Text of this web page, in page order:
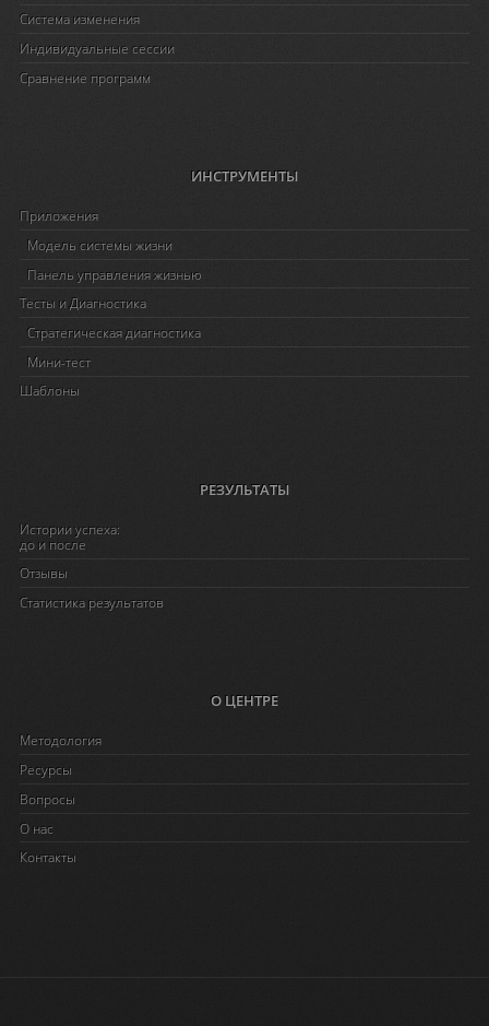
Система изменения
Индивидуальные сессии
Сравнение программ
ИНСТРУМЕНТЫ
Приложения
Модель системы жизни
Панель управления жизнью
Тесты и Диагностика
Стратегическая диагностика
Мини-тест
Шаблоны
РЕЗУЛЬТАТЫ
Истории успеха:
до и после
Отзывы
Статистика результатов
О ЦЕНТРЕ
Методология
Ресурсы
Вопросы
O нас
Контакты